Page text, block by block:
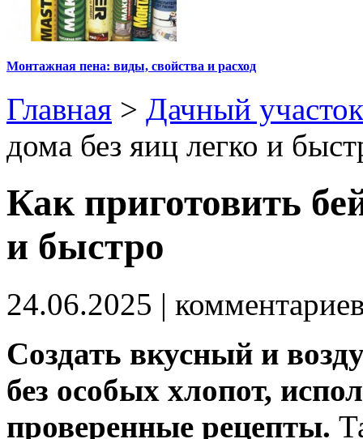
Монтажная пена: виды, свойства и расход
Главная > Дачный участок
дома без яиц легко и
Как приготовить
и быстро
24.06.2025 |
Создать вкусный и
без особых хлопот,
проверенные рецепты.